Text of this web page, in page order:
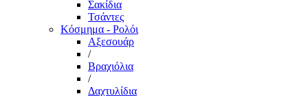
Σακίδια
Τσάντες
Κόσμημα - Ρολόι
Αξεσουάρ
/
Βραχιόλια
/
Δαχτυλίδια